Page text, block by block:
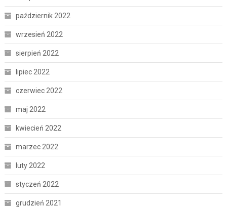
październik 2022
wrzesień 2022
sierpień 2022
lipiec 2022
czerwiec 2022
maj 2022
kwiecień 2022
marzec 2022
luty 2022
styczeń 2022
grudzień 2021